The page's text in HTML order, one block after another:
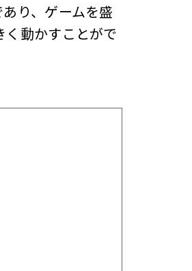
り、ゲームを盛
く動かすことがで